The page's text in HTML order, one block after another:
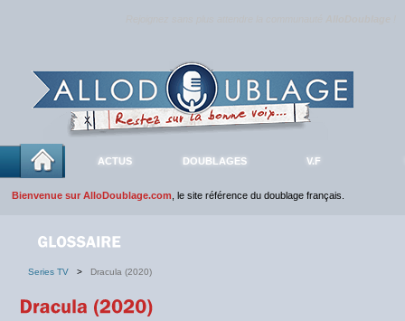
ACTUS DOUBLAGES V.F
Bienvenue sur AlloDoublage.com , le site référence du doublage français.
Series TV > Dracula (2020)